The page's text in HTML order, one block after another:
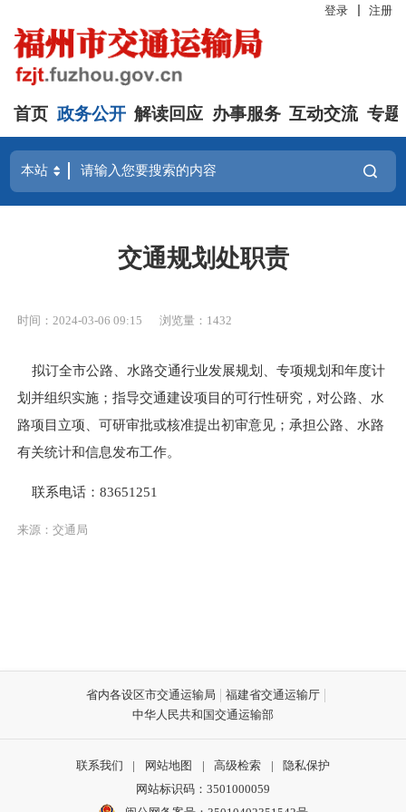
登录 注册
首页 政务公开 解读回应 办事服务 互动交流 专题
交通规划处职责
时间：2024-03-06 09:15 浏览量：1432
拟订全市公路、水路交通行业发展规划、专项规划和年度计
划并组织实施；指导交通建设项目的可行性研究，对公路、水
路项目立项、可研审批或核准提出初审意见；承担公路、水路
有关统计和信息发布工作。
联系电话：83651251
来源：交通局
省内各设区市交通运输局
福建省交通运输厅
中华人民共和国交通运输部
联系我们 | 网站地图 | 高级检索 |
隐私保护
网站标识码：3501000059